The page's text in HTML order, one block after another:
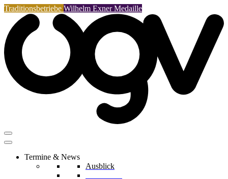
Traditionsbetriebe Wilhelm Exner Medaille
Termine & News
Ausblick